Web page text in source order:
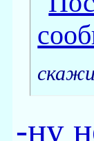
-ну